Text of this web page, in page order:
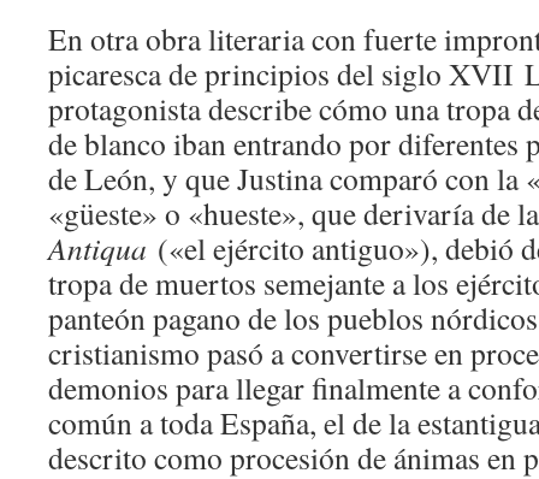
En otra obra literaria con fuerte
picaresca de principios del siglo XVII
protagonista describe cómo una tropa
de blanco iban entrando por diferentes
de León, y que Justina comparó con la
«güeste» o «hueste», que derivaría de
Antiqua («el ejército antiguo»), debió
tropa de muertos semejante a los
panteón pagano de los pueblos
cristianismo pasó a convertirse en
demonios para llegar finalmente a
común a toda España, el de la
descrito como procesión de ánimas en